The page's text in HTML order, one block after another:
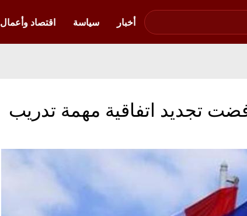
أخبار
سياسة اقتصاد وأعمال
تجديد اتفاقية مهمة تدريب